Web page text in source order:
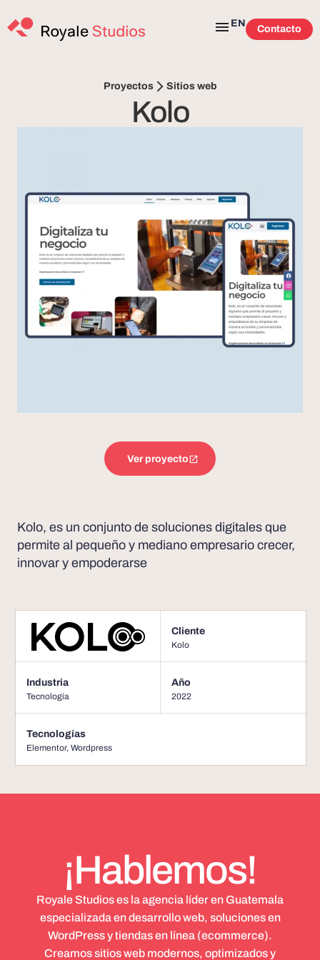
EN
Contacto
Proyectos Sitios web
Kolo
Ver proyecto
Kolo, es un conjunto de soluciones digitales que
permite al pequeño y mediano empresario crecer,
innovar y empoderarse
Cliente
Kolo
Industria
Tecnología
Año
2022
Tecnologías
Elementor, Wordpress
¡Hablemos!
Royale Studios es la agencia líder en Guatemala
especializada en desarrollo web, soluciones en
WordPress y tiendas en línea (ecommerce).
Creamos sitios web modernos, optimizados y